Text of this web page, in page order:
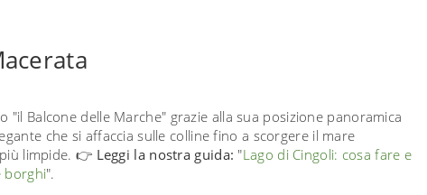
"il Balcone delle Marche" grazie alla sua posizione panoramica
che si affaccia sulle colline fino a scorgere il mare
limpide. 👉 Leggi la nostra guida: "Lago di Cingoli: cosa fare e
borghi".